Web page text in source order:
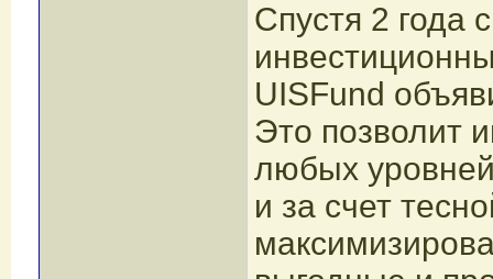
Спустя 2 года
UISFund
Это позволит
любых
и за счет